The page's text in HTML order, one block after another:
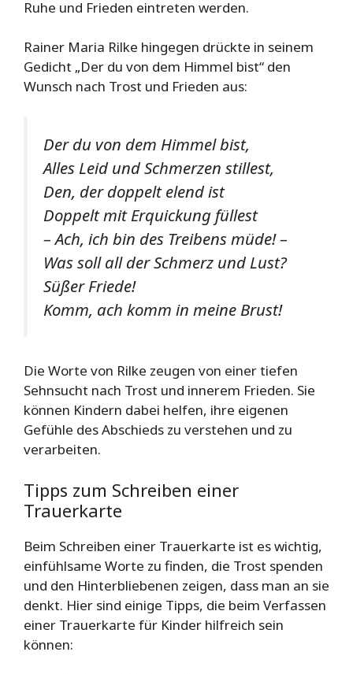
Ruhe und Frieden eintreten werden.
Rainer Maria Rilke hingegen drückte in seinem
Gedicht „Der du von dem Himmel bist“ den
Wunsch nach Trost und Frieden aus:
Der du von dem Himmel bist,
Alles Leid und Schmerzen stillest,
Den, der doppelt elend ist
Doppelt mit Erquickung füllest
– Ach, ich bin des Treibens müde! –
Was soll all der Schmerz und Lust?
Süßer Friede!
Komm, ach komm in meine Brust!
Die Worte von Rilke zeugen von einer tiefen
Sehnsucht nach Trost und innerem Frieden. Sie
können Kindern dabei helfen, ihre eigenen
Gefühle des Abschieds zu verstehen und zu
verarbeiten.
Tipps zum Schreiben einer
Trauerkarte
Beim Schreiben einer Trauerkarte ist es wichtig,
einfühlsame Worte zu finden, die Trost spenden
und den Hinterbliebenen zeigen, dass man an sie
denkt. Hier sind einige Tipps, die beim Verfassen
einer Trauerkarte für Kinder hilfreich sein
können: